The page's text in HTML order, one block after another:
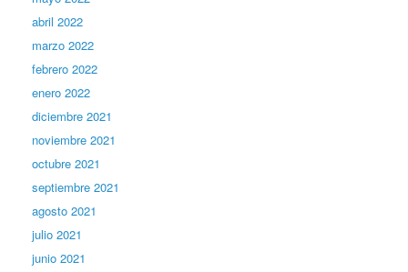
abril 2022
marzo 2022
febrero 2022
enero 2022
diciembre 2021
noviembre 2021
octubre 2021
septiembre 2021
agosto 2021
julio 2021
junio 2021